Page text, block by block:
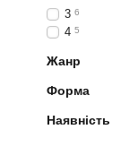
3 6
4 5
Жанр
Форма
Наявність